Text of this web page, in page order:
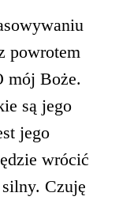
powrotem
mój Boże.
są jego
jego
wrócić
Czuję